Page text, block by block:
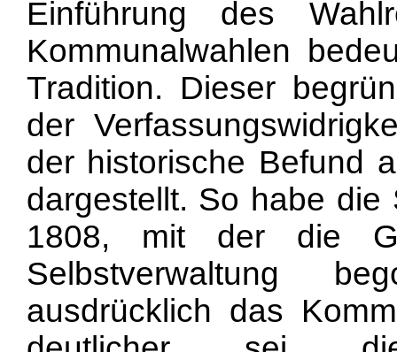
Einführung des
Kommunalwahlen
Tradition. Dieser
der
der historische Befund
dargestellt. So habe die
1808, mit der die
Selbstverwaltung
ausdrücklich das